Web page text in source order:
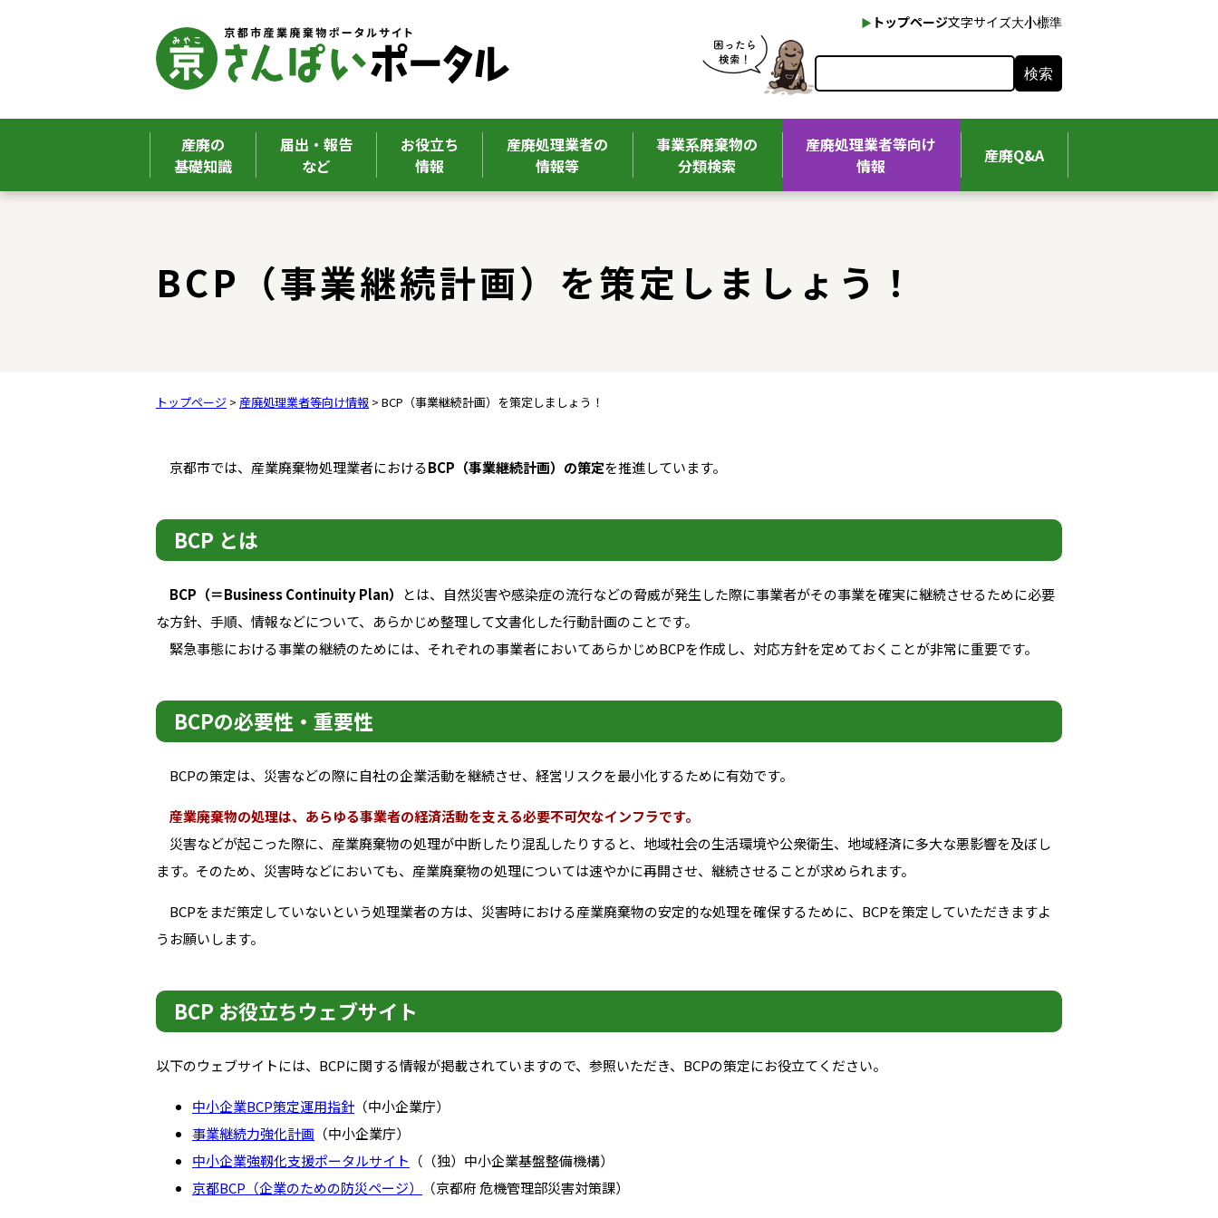
本文へ
トップページ文字サイズ大小標準
検索
産廃の
基礎知識
届出・報告
など
お役立ち
情報
産廃処理業者の
情報等
事業系廃棄物の
分類検索
産廃処理業者等向け
情報
産廃Q&A
BCP（事業継続計画）を策定しましょう！
トップページ > 産廃処理業者等向け情報 > BCP（事業継続計画）を策定しましょう！
京都市では、産業廃棄物処理業者におけるBCP（事業継続計画）の策定を推進しています。
BCP とは
BCP（＝Business Continuity Plan）
とは、自然災害や感染症の流行などの脅威が発生した際に事業者がその事業を確実に継続させるために必要
な方針、手順、情報などについて、あらかじめ整理して文書化した行動計画のことです。
緊急事態における事業の継続のためには、それぞれの事業者においてあらかじめBCPを作成し、対応方針を定めておくことが非常に重要です。
BCPの必要性・重要性
BCPの策定は、災害などの際に自社の企業活動を継続させ、経営リスクを最小化するために有効です。
産業廃棄物の処理は、あらゆる事業者の経済活動を支える必要不可欠なインフラです。
災害などが起こった際に、産業廃棄物の処理が中断したり混乱したりすると、地域社会の生活環境や公衆衛生、地域経済に多大な悪影響を及ぼし
ます。そのため、災害時などにおいても、産業廃棄物の処理については速やかに再開させ、継続させることが求められます。
BCPをまだ策定していないという処理業者の方は、災害時における産業廃棄物の安定的な処理を確保するために、BCPを策定していただきますよ
うお願いします。
BCP お役立ちウェブサイト
以下のウェブサイトには、BCPに関する情報が掲載されていますので、参照いただき、BCPの策定にお役立てください。
中小企業BCP策定運用指針 （中小企業庁）
事業継続力強化計画 （中小企業庁）
中小企業強靱化支援ポータルサイト （（独）中小企業基盤整備機構）
京都BCP（企業のための防災ページ）
（京都府 危機管理部災害対策課）